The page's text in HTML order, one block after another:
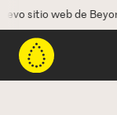
web de Beyond